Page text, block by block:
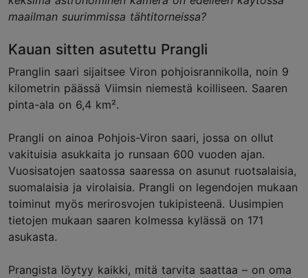
maailman suurimmissa tähtitorneissa?
Kauan sitten asutettu Prangli
Pranglin saari sijaitsee Viron pohjoisrannikolla, noin 9
kilometrin päässä Viimsin niemestä koilliseen. Saaren
pinta-ala on 6,4 km².
Prangli on ainoa Pohjois-Viron saari, jossa on ollut
vakituisia asukkaita jo runsaan 600 vuoden ajan.
Vuosisatojen saatossa saaressa on asunut ruotsalaisia,
suomalaisia ja virolaisia. Prangli on legendojen mukaan
toiminut myös merirosvojen tukipisteenä. Uusimpien
tietojen mukaan saaren kolmessa kylässä on 171
asukasta.
Prangista löytyy kaikki, mitä tarvita saattaa – on oma